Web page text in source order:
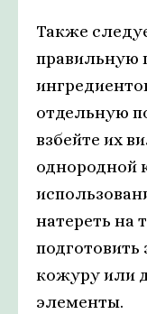
Также
правильную
отдельную
взбейте их
однородной
натереть на
подготовить
кожуру или
элементы.